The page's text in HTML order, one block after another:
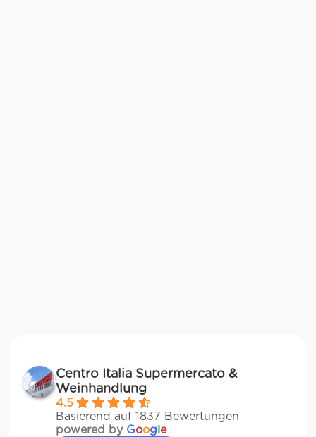
Centro Italia Supermercato &
Weinhandlung
4.5
Basierend auf 1837 Bewertungen
powered by Google